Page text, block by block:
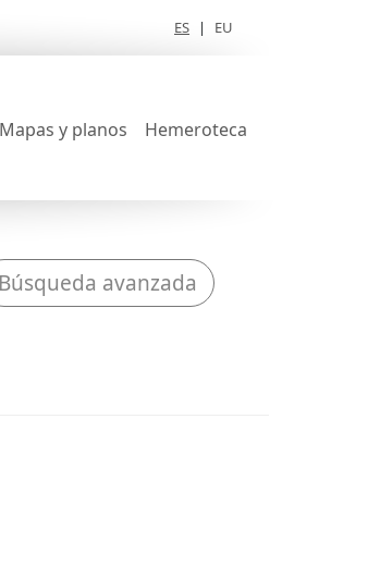
ES | EU
Mapas y planos Hemeroteca
Búsqueda avanzada